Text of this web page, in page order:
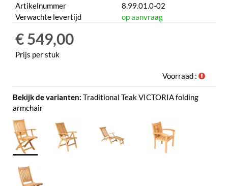
Artikelnummer
8.99.01.0-02
Verwachte levertijd
op aanvraag
€ 549,00
Prijs per stuk
Voorraad :
Bekijk de varianten: Traditional Teak VICTORIA folding
armchair